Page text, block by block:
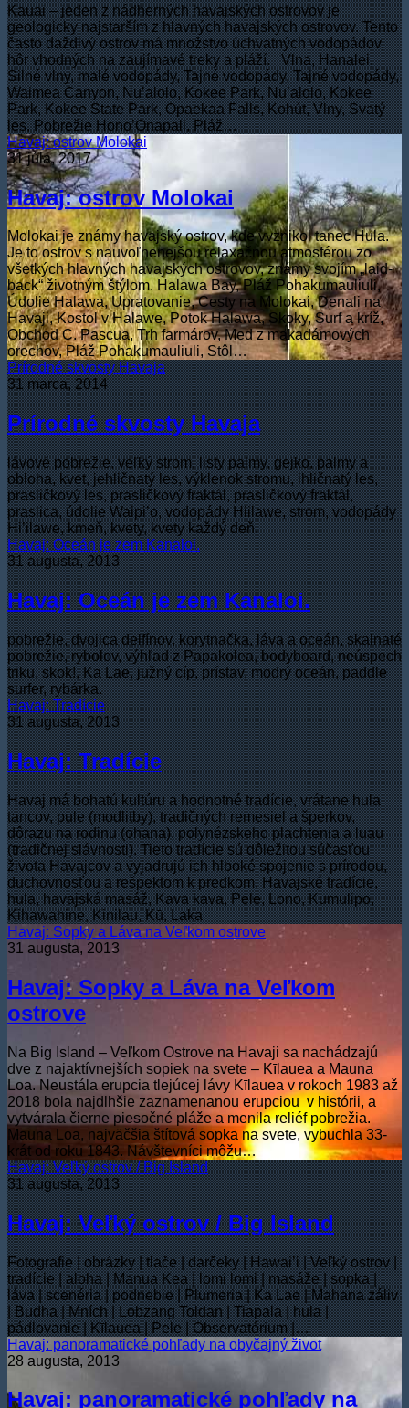
Kauai – jeden z nádherných havajských ostrovov je
geologicky najstarším z hlavných havajských ostrovov. Tento
často daždivý ostrov má množstvo úchvatných vodopádov,
hôr vhodných na zaujímavé treky a pláží. Vlna, Hanalei,
Silné vlny, malé vodopády, Tajné vodopády, Tajné vodopády,
Waimea Canyon, Nu’alolo, Kokee Park, Nu’alolo, Kokee
Park, Kokee State Park, Opaekaa Falls, Kohút, Vlny, Svatý
les, Pobrežie Hono’Onapali, Pláž…
Havaj: ostrov Molokai
31 júla, 2017
Havaj: ostrov Molokai
Molokai je známy havajský ostrov, kde vvznikol tanec Hula.
Je to ostrov s nauvoľnenejšou relaxačnou atmosférou zo
všetkých hlavných havajských ostrovov, známy svojím „laid-
back“ životným štýlom. Halawa Bay, Pláž Pohakumauliuli,
Údolie Halawa, Upratovanie, Cesty na Molokai, Denali na
Havaji, Kostol v Halawe, Potok Halawa, Skoky, Surf a kríž,
Obchod C. Pascua, Trh farmárov, Med z makadámových
orechov, Pláž Pohakumauliuli, Stôl…
Prírodné skvosty Havaja
31 marca, 2014
Prírodné skvosty Havaja
lávové pobrežie, veľký strom, listy palmy, gejko, palmy a
obloha, kvet, jehličnatý les, výklenok stromu, ihličnatý les,
prasličkový les, prasličkový fraktál, prasličkový fraktál,
praslica, údolie Waipi’o, vodopády Hiilawe, strom, vodopády
Hi’ilawe, kmeň, kvety, kvety každý deň.
Havaj: Oceán je zem Kanaloi.
31 augusta, 2013
Havaj: Oceán je zem Kanaloi.
pobrežie, dvojica delfínov, korytnačka, láva a oceán, skalnaté
pobrežie, rybolov, výhľad z Papakolea, bodyboard, neúspech
triku, skok!, Ka Lae, južný cíp, prístav, modrý oceán, paddle
surfer, rybárka.
Havaj: Tradície
31 augusta, 2013
Havaj: Tradície
Havaj má bohatú kultúru a hodnotné tradície, vrátane hula
tancov, pule (modlitby), tradičných remesiel a šperkov,
dôrazu na rodinu (ohana), polynézskeho plachtenia a luau
(tradičnej slávnosti). Tieto tradície sú dôležitou súčasťou
života Havajcov a vyjadrujú ich hlboké spojenie s prírodou,
duchovnosťou a rešpektom k predkom. Havajské tradície,
hula, havajská masáž, Kava kava, Pele, Lono, Kumulipo,
Kihawahine, Kinilau, Kū, Laka
Havaj: Sopky a Láva na Veľkom ostrove
31 augusta, 2013
Havaj: Sopky a Láva na Veľkom
ostrove
Na Big Island – Veľkom Ostrove na Havaji sa nachádzajú
dve z najaktívnejších sopiek na svete – Kīlauea a Mauna
Loa. Neustála erupcia tlejúcej lávy Kīlauea v rokoch 1983 až
2018 bola najdlhšie zaznamenanou erupciou v histórii, a
vytvárala čierne piesočné pláže a menila reliéf pobrežia.
Mauna Loa, najväčšia štítová sopka na svete, vybuchla 33-
krát od roku 1843. Návštevníci môžu…
Havaj: Veľký ostrov / Big Island
31 augusta, 2013
Havaj: Veľký ostrov / Big Island
Fotografie | obrázky | tlače | darčeky | Hawai’i | Veľký ostrov |
tradície | aloha | Manua Kea | lomi lomi | masáže | sopka |
láva | scenéria | podnebie | Plumeria | Ka Lae | Mahana záliv
| Budha | Mních | Lobzang Toldan | Tiapala | hula |
pádlovanie | Kīlauea | Pele | Observatórium |…
Havaj: panoramatické pohľady na obyčajný život
28 augusta, 2013
Havaj: panoramatické pohľady na